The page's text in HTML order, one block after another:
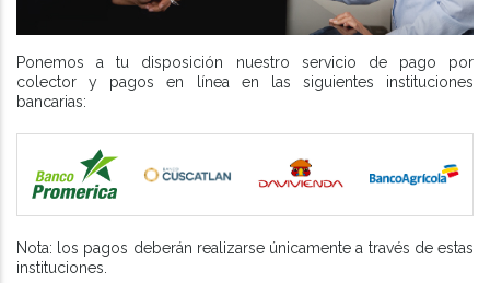
Ponemos a tu disposición nuestro servicio de pago por
colector y pagos en línea en las siguientes instituciones
bancarias:
Nota: los pagos deberán realizarse únicamente a través de estas
instituciones.